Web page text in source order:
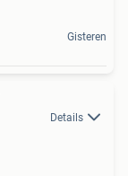
Gisteren
Details